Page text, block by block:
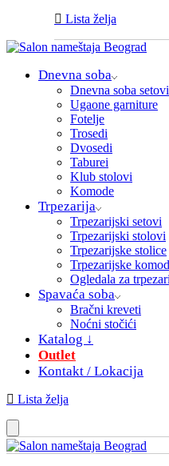
Lista želja
Dnevna soba
Dnevna soba setovi
Ugaone garniture
Fotelje
Trosedi
Dvosedi
Taburei
Klub stolovi
Komode
Trpezarija
Trpezarijski setovi
Trpezarijski stolovi
Trpezarijske stolice
Trpezarijske
Ogledala za
Spavaća soba
Bračni kreveti
Noćni stočići
Katalog ↓
Outlet
Kontakt / Lokacija
Lista želja